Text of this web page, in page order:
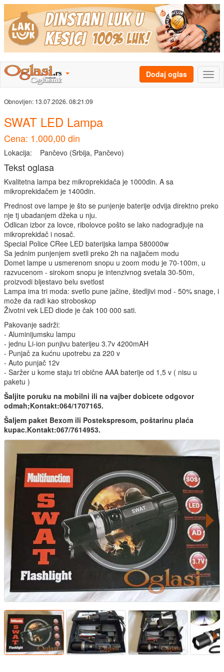
Dodaj oglas
Obnovljen: 13.07.2026. 08:21:09
SWAT LED Lampa
Cena: 1.000,00 din
Lokacija: Pančevo (Srbija, Pančevo)
Tekst oglasa
Kvalitetna lampa bez mikroprekidača je 1000din. A sa
mikroprekidačem je 1400din.
Prednost ove lampe je što se punjenje baterije odvija direktno preko
nje tj ubadanjem džeka u nju.
Odlican izbor za lovce, ribolovce pošto se lako nadogradjuje na
mikroprekidač i nosač.
Special Police CRee LED baterijska lampa 580000w
Sa jednim punjenjem svetli preko 2h na najjačem modu
Domet lampe u usmerenom snopu u zoom modu je 70-100m, u
razvucenom - sirokom snopu je intenzivnog svetala 30-50m,
proizvodi bljestavo belu svetlost
Lampa ima tri moda: svetlo pune jačine, štedljivi mod - 50% snage, i
može da radi kao stroboskop
Životni vek LED diode je čak 100 000 sati.
Pakovanje sadrži:
- Aluminijumsku lampu
- jednu Li-ion punjivu baterijeu 3.7v 4200mAH
- Punjač za kućnu upotrebu za 220 v
- Auto punjač 12v
- Saržer u kome staju tri obične AAA baterije od 1,5 v ( nisu u
paketu )
Šaljite poruku na mobilni ili na vajber dobicete odgovor
odmah;Kontakt:064/1707165.
Šaljem paket Bexom ili Postekspresom, poštarinu plaća
kupac.Kontakt:067/7614953.